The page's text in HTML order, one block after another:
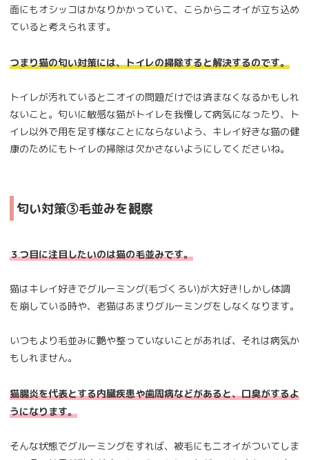
面にもオシッコはかなりかかっていて、こらからニオイが立ち込め
ていると考えられます。
つまり猫の匂い対策には、トイレの掃除すると解決するのです。
トイレが汚れているとニオイの問題だけでは済まなくなるかもしれ
ないこと。匂いに敏感な猫がトイレを我慢して病気になったり、ト
イレ以外で用を足す様なことにならないよう、キレイ好きな猫の健
康のためにもトイレの掃除は欠かさないようにしてくださいね。
匂い対策③毛並みを観察
３つ目に注目したいのは猫の毛並みです。
猫はキレイ好きでグルーミング(毛づくろい)が大好き!しかし体調
を崩している時や、老猫はあまりグルーミングをしなくなります。
いつもより毛並みに艶や整っていないことがあれば、それは病気か
もしれません。
猫腸炎を代表とする内臓疾患や歯周病などがあると、口臭がするよ
うになります。
そんな状態でグルーミングをすれば、被毛にもニオイがついてしま